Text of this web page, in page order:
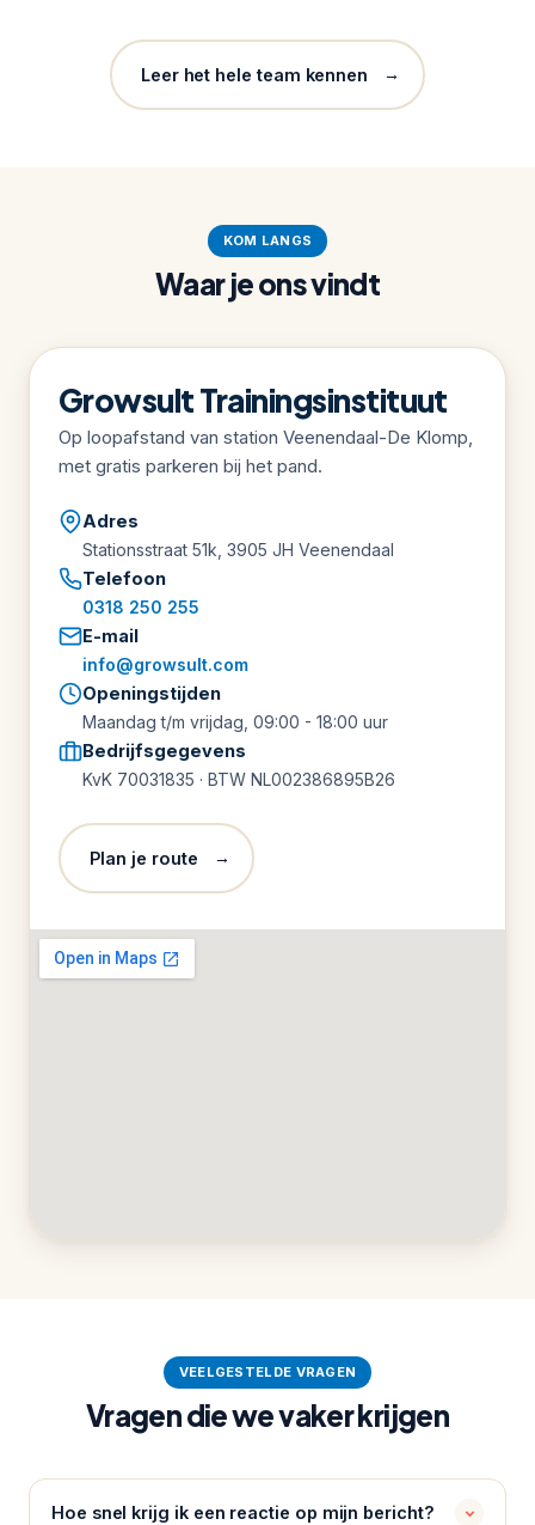
Leer het hele team kennen →
KOM LANGS
Waar je ons vindt
Growsult Trainingsinstituut
Op loopafstand van station Veenendaal-De Klomp,
met gratis parkeren bij het pand.
Adres
Stationsstraat 51k, 3905 JH Veenendaal
Telefoon
0318 250 255
E-mail
info@growsult.com
Openingstijden
Maandag t/m vrijdag, 09:00 - 18:00 uur
Bedrijfsgegevens
KvK 70031835 · BTW NL002386895B26
Plan je route →
VEELGESTELDE VRAGEN
Vragen die we vaker krijgen
Hoe snel krijg ik een reactie op mijn bericht?